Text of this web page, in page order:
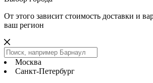
От этого зависит стоимость доставки и
ваш регион
Москва
Санкт-Петербург